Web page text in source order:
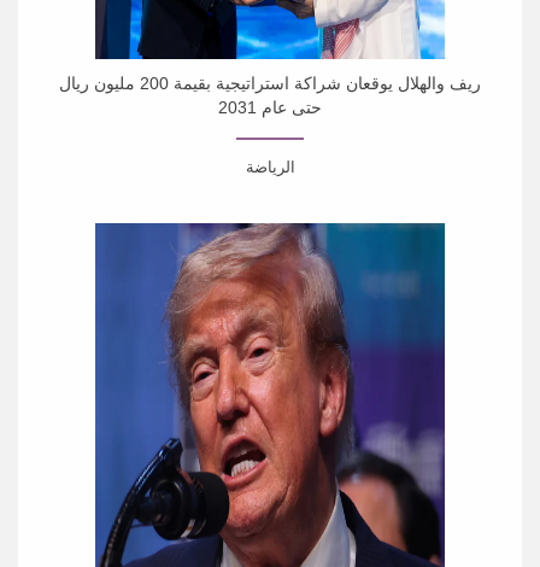
أعلنت ريف عن توقيع شراكة استراتيجية مع نادي الهلال السعودي
تمتد لمدة خمس سنوات، وحتى...
ريف والهلال يوقعان شراكة استراتيجية بقيمة 200 مليون ريال
حتى عام 2031
الرياضة